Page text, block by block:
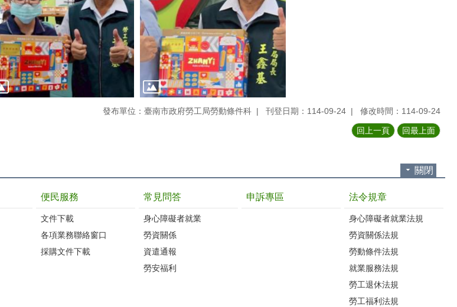
發布單位：臺南市政府勞工局勞動條件科 刊登日期：114-09-24 修改時間：114-09-24
回上一頁 回最上面
關閉
便民服務
文件下載
各項業務聯絡窗口
採購文件下載
常見問答
身心障礙者就業
勞資關係
資遣通報
勞安福利
申訴專區 法令規章
身心障礙者就業法規
勞資關係法規
勞動條件法規
就業服務法規
勞工退休法規
勞工福利法規